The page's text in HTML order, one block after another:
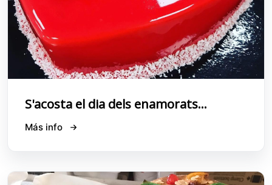
S'acosta el dia dels enamorats...
Más info